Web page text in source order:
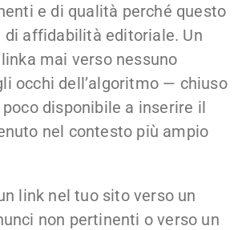
e di qualità perché questo
di affidabilità editoriale. Un
mai verso nessuno
occhi dell’algoritmo — chiuso
disponibile a inserire il
nel contesto più ampio
link nel tuo sito verso un
non pertinenti o verso un